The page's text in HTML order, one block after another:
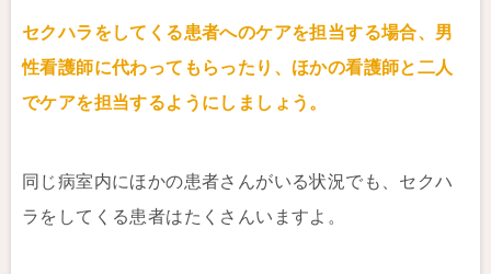
セクハラをしてくる患者へのケアを担当する場合、男
性看護師に代わってもらったり、ほかの看護師と二人
でケアを担当するようにしましょう。
同じ病室内にほかの患者さんがいる状況でも、セクハ
ラをしてくる患者はたくさんいますよ。